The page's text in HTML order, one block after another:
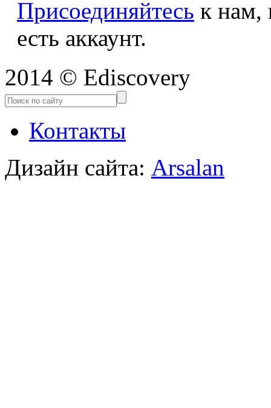
Присоединяйтесь к
есть аккаунт.
2014 © Ediscovery
Контакты
Дизайн сайта: Arsalan